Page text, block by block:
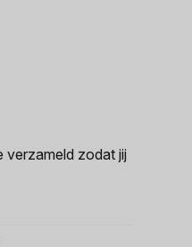
verzameld zodat jij